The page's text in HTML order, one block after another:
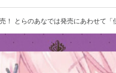
とらのあなでは発売にあわせて